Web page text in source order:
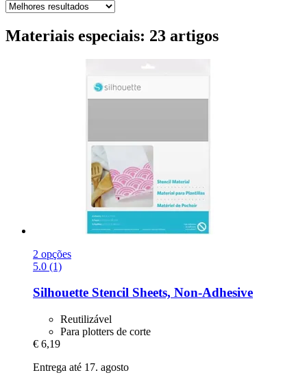
Materiais especiais: 23 artigos
2 opções
5.0 (1)
Silhouette Stencil Sheets, Non-​Adhesive
Reutilizável
Para plotters de corte
€ 6,19
Entrega até 17. agosto